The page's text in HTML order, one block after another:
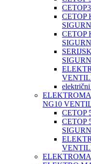
CETOP
CETOP
NG10
CETOP
CETOP